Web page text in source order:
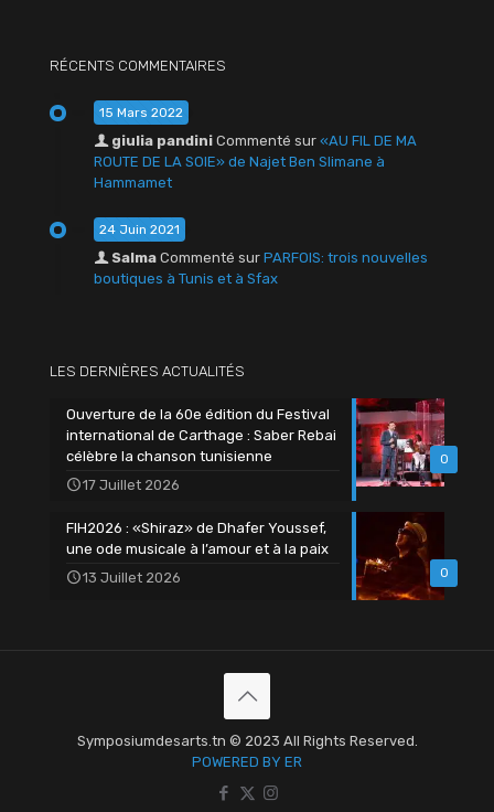
RÉCENTS COMMENTAIRES
15 Mars 2022
giulia pandini Commenté sur «AU FIL DE MA
ROUTE DE LA SOIE» de Najet Ben Slimane à
Hammamet
24 Juin 2021
Salma Commenté sur PARFOIS: trois nouvelles
boutiques à Tunis et à Sfax
LES DERNIÈRES ACTUALITÉS
0
Ouverture de la 60e édition du Festival
international de Carthage : Saber Rebai
célèbre la chanson tunisienne
17 Juillet 2026
0
FIH2026 : «Shiraz» de Dhafer Youssef,
une ode musicale à l’amour et à la paix
13 Juillet 2026
Symposiumdesarts.tn © 2023 All Rights Reserved.
POWERED BY ER